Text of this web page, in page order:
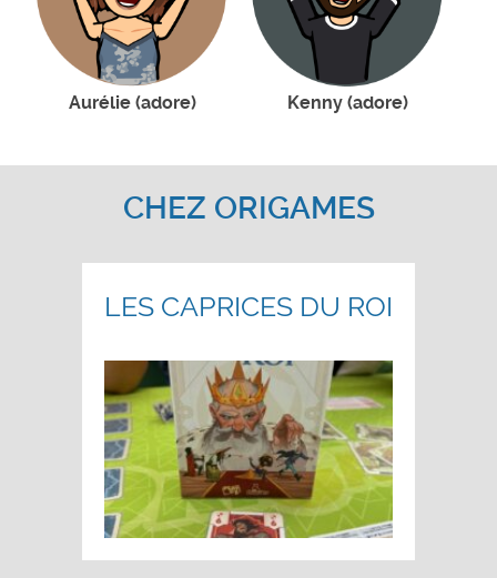
Aurélie (adore) Kenny (adore)
CHEZ ORIGAMES
LES CAPRICES DU ROI